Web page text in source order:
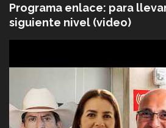
Programa enlace: para
siguiente nivel (video)